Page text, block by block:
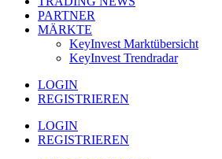
PARTNER
MÄRKTE
KeyInvest Marktübersicht
KeyInvest Trendradar
LOGIN
REGISTRIEREN
LOGIN
REGISTRIEREN